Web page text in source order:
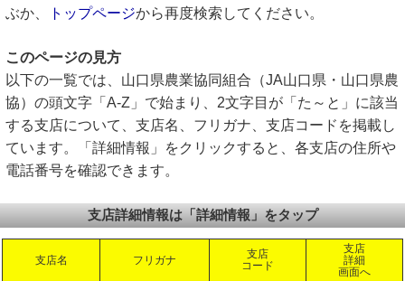
ぶか、
トップページから再度検索してください。
このページの見方
以下の一覧では、山口県農業協同組合（JA山口県・山口県農
協）の頭文字「A-Z」で始まり、2文字目が「た～と」に該当
する支店について、支店名、フリガナ、支店コードを掲載し
ています。「詳細情報」をクリックすると、各支店の住所や
電話番号を確認できます。
支店詳細情報は「詳細情報」をタップ
支店名 フリガナ
支店
コード
支店
詳細
画面へ